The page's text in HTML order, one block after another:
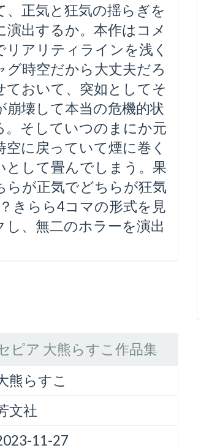
、正気と狂気の揺らぎを
演出するか。本作はコメ
リアリティラインを浅く
グ時空だから大丈夫だろ
ておいて、突如としてそ
崩壊して本当の危機的状
。そしていつのまにか元
空に戻っていて煙に巻く
として畳んでしまう。果
らが正気でどちらが狂気
きらら4コマの形式を見
し、無二のホラーを演出
ピア 大熊らすこ作品集
熊らすこ
文社
11-27